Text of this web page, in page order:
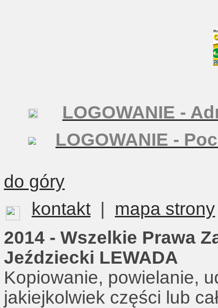
LOGOWANIE -
LOGOWANIE -
do góry
kontakt
mapa strony
2014 - Wszelkie Prawa
Jeździecki LEWADA
Kopiowanie, powielanie,
jakiejkolwiek części lub